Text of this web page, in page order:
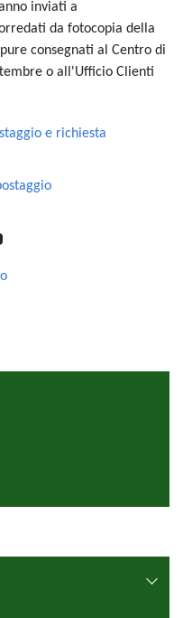
inviati a
da fotocopia della
consegnati al Centro di
o all'Ufficio Clienti
e richiesta